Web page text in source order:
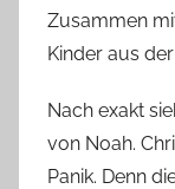
Zusammen
Kinder aus
Nach exakt
von Noah.
Panik. Denn